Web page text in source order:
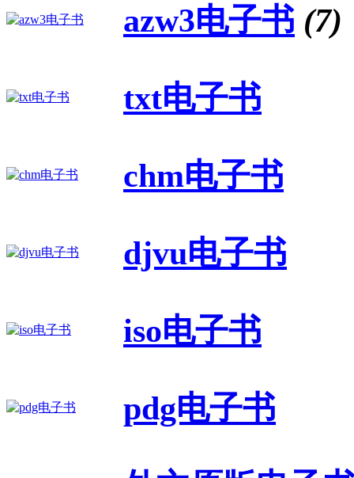
azw3电子书 (7)
txt电子书
chm电子书
djvu电子书
iso电子书
pdg电子书